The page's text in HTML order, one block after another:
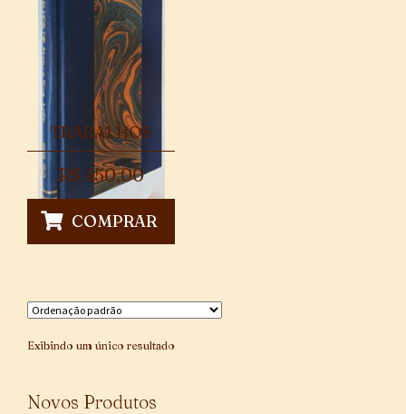
TRABALHOS
R$ 450,00
COMPRAR
Exibindo um único resultado
Novos Produtos